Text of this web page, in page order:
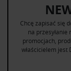
Chcę zapisać się
na
promocjach,
właścicielem jest